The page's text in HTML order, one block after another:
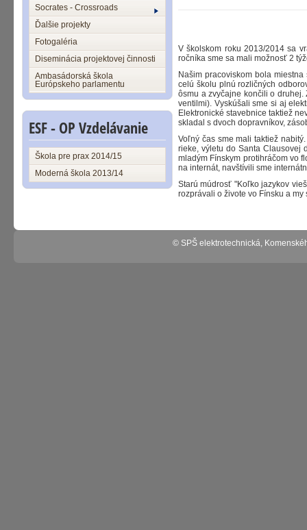
Socrates - Crossroads
Ďalšie projekty
Fotogaléria
Diseminácia projektovej činnosti
Ambasádorská škola
Európskeho parlamentu
ESF - OP Vzdelávanie
Škola pre prax 2014/15
Moderná škola 2013/14
V školskom roku 2013/2014 sa
ročníka sme sa mali možnosť 2
Našim pracoviskom bola
celú školu plnú rozličných
ôsmu a zvyčajne končili o druhej.
ventilmi). Vyskúšali sme si aj
Elektronické stavebnice taktiež
skladal s dvoch dopravníkov,
Voľný čas sme mali taktiež
rieke, výletu do Santa Clausovej
mladým Fínskym protihráčom vo
na internát, navštívili sme
Starú múdrosť "Koľko jazykov
rozprávali o živote vo Fínsku a
© SPŠ elektrotechnická,